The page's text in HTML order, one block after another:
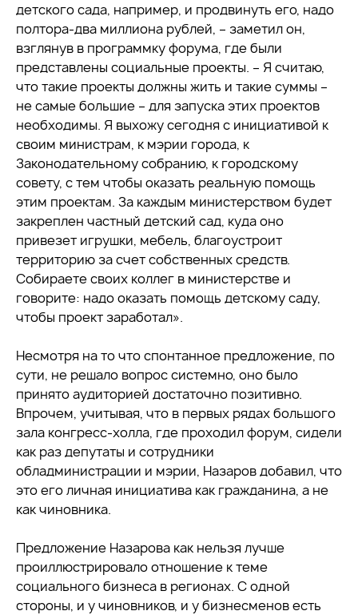
детского сада, например, и продвинуть его, надо
полтора-два миллиона рублей, – заметил он,
взглянув в программку форума, где были
представлены социальные проекты. – Я считаю,
что такие проекты должны жить и такие суммы –
не самые большие – для запуска этих проектов
необходимы. Я выхожу сегодня с инициативой к
своим министрам, к мэрии города, к
Законодательному собранию, к городскому
совету, с тем чтобы оказать реальную помощь
этим проектам. За каждым министерством будет
закреплен частный детский сад, куда оно
привезет игрушки, мебель, благоустроит
территорию за счет собственных средств.
Собираете своих коллег в министерстве и
говорите: надо оказать помощь детскому саду,
чтобы проект заработал».
Несмотря на то что спонтанное предложение, по
сути, не решало вопрос системно, оно было
принято аудиторией достаточно позитивно.
Впрочем, учитывая, что в первых рядах большого
зала конгресс-холла, где проходил форум, сидели
как раз депутаты и сотрудники
обладминистрации и мэрии, Назаров добавил, что
это его личная инициатива как гражданина, а не
как чиновника.
Предложение Назарова как нельзя лучше
проиллюстрировало отношение к теме
социального бизнеса в регионах. С одной
стороны, и у чиновников, и у бизнесменов есть